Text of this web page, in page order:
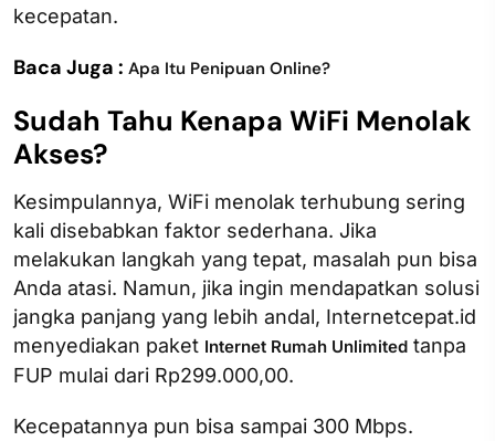
kecepatan.
Baca Juga : Apa Itu Penipuan Online?
Sudah Tahu Kenapa WiFi Menolak
Akses​?
Kesimpulannya, WiFi menolak terhubung sering
kali disebabkan faktor sederhana. Jika
melakukan langkah yang tepat, masalah pun bisa
Anda atasi. Namun, jika ingin mendapatkan solusi
jangka panjang yang lebih andal, Internetcepat.id
menyediakan paket Internet Rumah Unlimited tanpa
FUP mulai dari Rp299.000,00.
Kecepatannya pun bisa sampai 300 Mbps.